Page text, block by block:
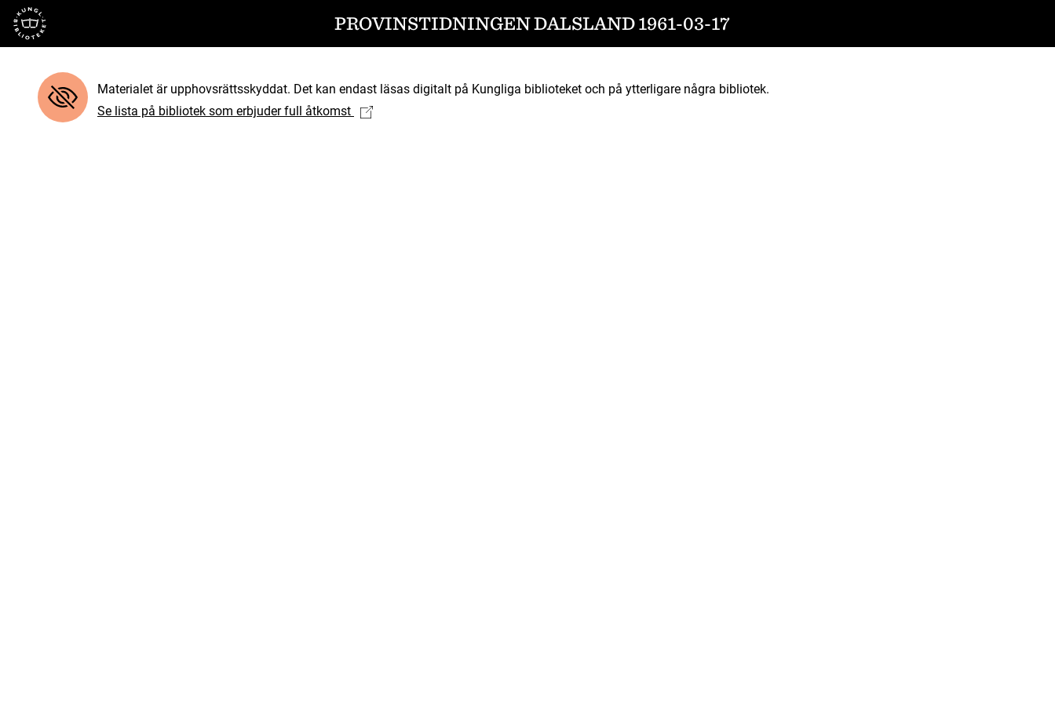
Till startsidan PROVINSTIDNINGEN DALSLAND 1961-03-17
Materialet är upphovsrättsskyddat. Det kan endast läsas digitalt på Kungliga biblioteket och på ytterligare några bibliotek.
Se lista på bibliotek som erbjuder full åtkomst